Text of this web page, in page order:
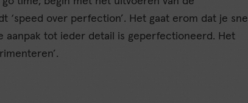
‘speed over perfection’. Het gaat erom dat je snel
aanpak tot ieder detail is geperfectioneerd. Het